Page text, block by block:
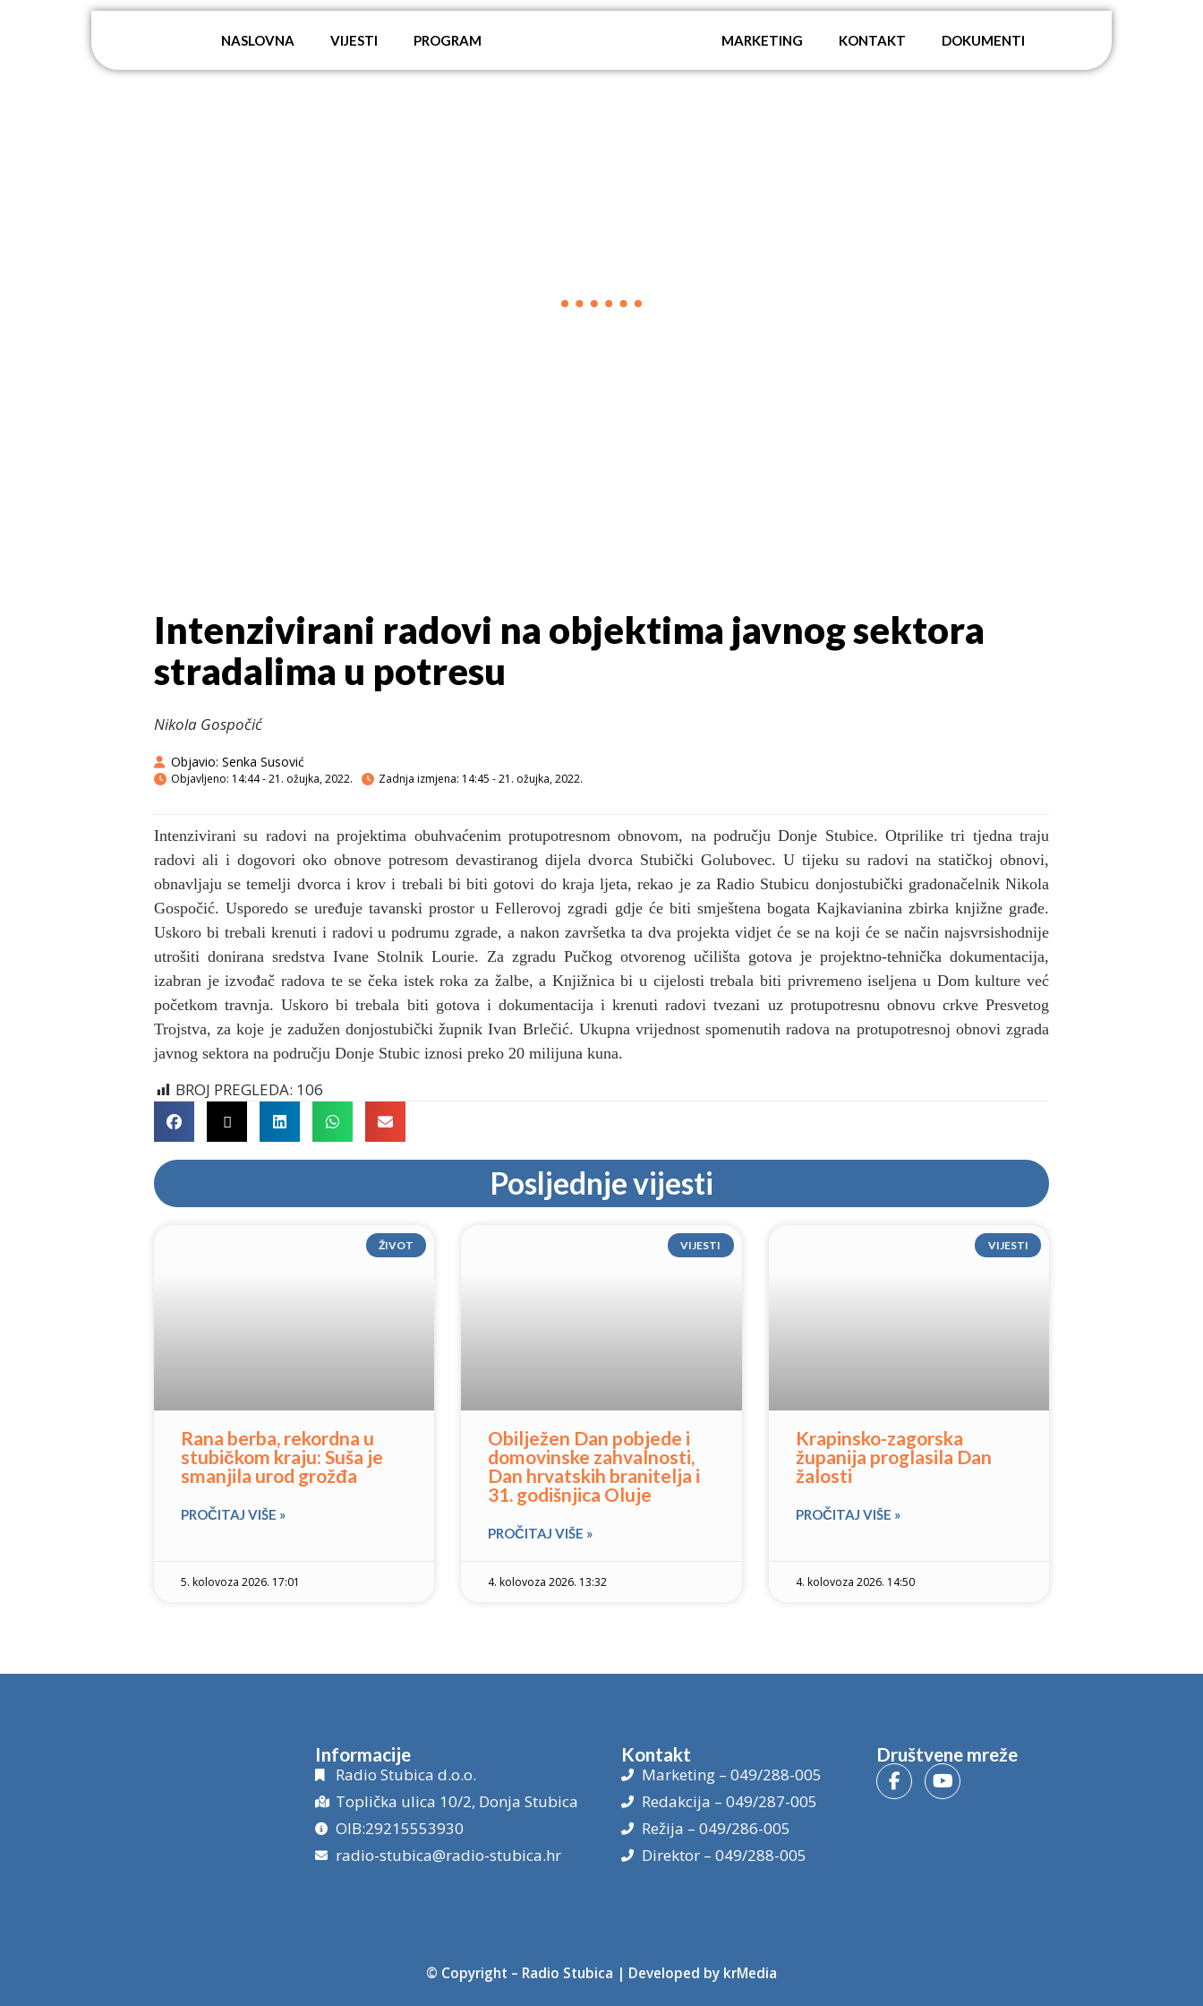
NASLOVNA VIJESTI PROGRAM MARKETING KONTAKT DOKUMENTI
Intenzivirani radovi na objektima javnog sektora
stradalima u potresu
Nikola Gospočić
Objavio: Senka Susović
Objavljeno: 14:44 - 21. ožujka, 2022. Zadnja izmjena: 14:45 - 21. ožujka, 2022.
Intenzivirani su radovi na projektima obuhvaćenim protupotresnom obnovom, na području Donje Stubice. Otprilike tri tjedna traju
radovi ali i dogovori oko obnove potresom devastiranog dijela dvorca Stubički Golubovec. U tijeku su radovi na statičkoj obnovi,
obnavljaju se temelji dvorca i krov i trebali bi biti gotovi do kraja ljeta, rekao je za Radio Stubicu donjostubički gradonačelnik Nikola
Gospočić. Usporedo se uređuje tavanski prostor u Fellerovoj zgradi gdje će biti smještena bogata Kajkavianina zbirka knjižne građe.
Uskoro bi trebali krenuti i radovi u podrumu zgrade, a nakon završetka ta dva projekta vidjet će se na koji će se način najsvrsishodnije
utrošiti donirana sredstva Ivane Stolnik Lourie. Za zgradu Pučkog otvorenog učilišta gotova je projektno-tehnička dokumentacija,
izabran je izvođač radova te se čeka istek roka za žalbe, a Knjižnica bi u cijelosti trebala biti privremeno iseljena u Dom kulture već
početkom travnja. Uskoro bi trebala biti gotova i dokumentacija i krenuti radovi tvezani uz protupotresnu obnovu crkve Presvetog
Trojstva, za koje je zadužen donjostubički župnik Ivan Brlečić. Ukupna vrijednost spomenutih radova na protupotresnoj obnovi zgrada
javnog sektora na području Donje Stubic iznosi preko 20 milijuna kuna.
BROJ PREGLEDA: 106
Posljednje vijesti
ŽIVOT
Rana berba, rekordna u
stubičkom kraju: Suša je
smanjila urod grožđa
PROČITAJ VIŠE »
5. kolovoza 2026. 17:01
VIJESTI
Obilježen Dan pobjede i
domovinske zahvalnosti,
Dan hrvatskih branitelja i
31. godišnjica Oluje
PROČITAJ VIŠE »
4. kolovoza 2026. 13:32
VIJESTI
Krapinsko-zagorska
županija proglasila Dan
žalosti
PROČITAJ VIŠE »
4. kolovoza 2026. 14:50
Informacije
Radio Stubica d.o.o.
Toplička ulica 10/2, Donja Stubica
OIB:29215553930
radio-stubica@radio-stubica.hr
Kontakt
Marketing – 049/288-005
Redakcija – 049/287-005
Režija – 049/286-005
Direktor – 049/288-005
Društvene mreže
© Copyright – Radio Stubica | Developed by krMedia